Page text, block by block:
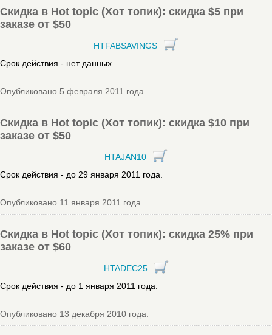
Скидка в Hot topic (Хот топик): скидка $5 при
заказе от $50
HTFABSAVINGS
Срок действия - нет данных.
Опубликовано 5 февраля 2011 года.
Скидка в Hot topic (Хот топик): скидка $10 при
заказе от $50
HTAJAN10
Срок действия - до 29 января 2011 года.
Опубликовано 11 января 2011 года.
Скидка в Hot topic (Хот топик): скидка 25% при
заказе от $60
HTADEC25
Срок действия - до 1 января 2011 года.
Опубликовано 13 декабря 2010 года.